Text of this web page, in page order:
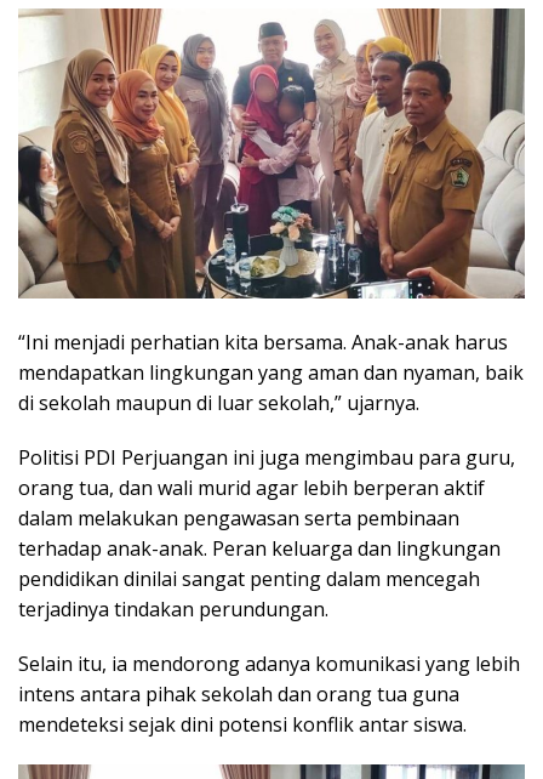
“Ini menjadi perhatian kita bersama. Anak-anak harus
mendapatkan lingkungan yang aman dan nyaman, baik
di sekolah maupun di luar sekolah,” ujarnya.
Politisi PDI Perjuangan ini juga mengimbau para guru,
orang tua, dan wali murid agar lebih berperan aktif
dalam melakukan pengawasan serta pembinaan
terhadap anak-anak. Peran keluarga dan lingkungan
pendidikan dinilai sangat penting dalam mencegah
terjadinya tindakan perundungan.
Selain itu, ia mendorong adanya komunikasi yang lebih
intens antara pihak sekolah dan orang tua guna
mendeteksi sejak dini potensi konflik antar siswa.